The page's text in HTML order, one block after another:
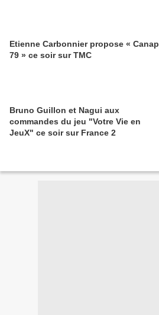
Etienne Carbonnier propose « Canap
79 » ce soir sur TMC
Bruno Guillon et Nagui aux
commandes du jeu "Votre Vie en
JeuX" ce soir sur France 2